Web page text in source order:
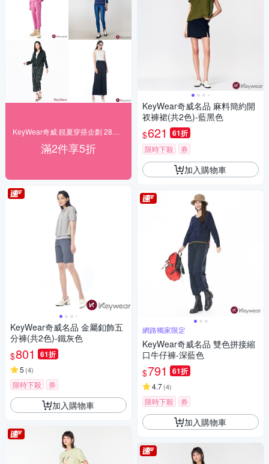
滿2件享5折
KeyWear奇威名品 金屬釦飾五
分褲(共2色)-鐵灰色
$801 61折
5 (4)
限時下殺 券
加入購物車
KeyWear奇威名品 麻料簡約開
衩褲裙(共2色)-藍黑色
$621 61折
限時下殺 券
加入購物車
網路獨家限定
KeyWear奇威名品 雙色拼接縮
口牛仔褲-深藍色
$791 61折
4.7(4)
限時下殺 券
加入購物車